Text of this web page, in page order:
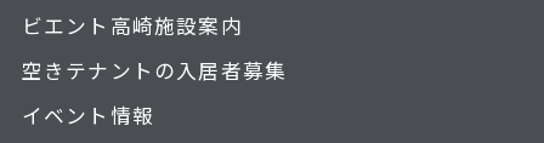
ビエント高崎施設案内
空きテナントの入居者募集
イベント情報